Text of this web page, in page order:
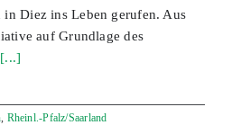
in Diez ins Leben gerufen. Aus
auf Grundlage des
[...]
, Rheinl.-Pfalz/Saarland